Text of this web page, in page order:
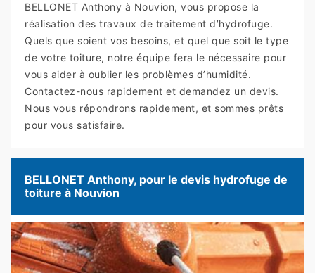
BELLONET Anthony à Nouvion, vous propose la
réalisation des travaux de traitement d’hydrofuge.
Quels que soient vos besoins, et quel que soit le type
de votre toiture, notre équipe fera le nécessaire pour
vous aider à oublier les problèmes d’humidité.
Contactez-nous rapidement et demandez un devis.
Nous vous répondrons rapidement, et sommes prêts
pour vous satisfaire.
BELLONET Anthony, pour le devis hydrofuge de
toiture à Nouvion